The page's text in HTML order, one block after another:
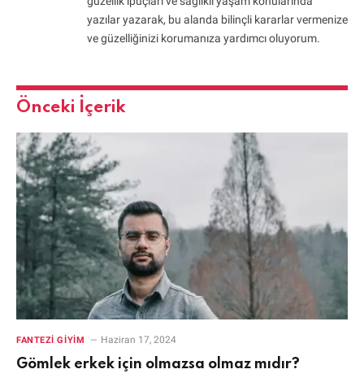
yazılar yazarak, bu alanda bilinçli kararlar vermenize
ve güzelliğinizi korumanıza yardımcı oluyorum.
Önceki İçerik
FANTEZI GIYIM Haziran 17, 2024
Gömlek erkek için olmazsa olmaz mıdır?